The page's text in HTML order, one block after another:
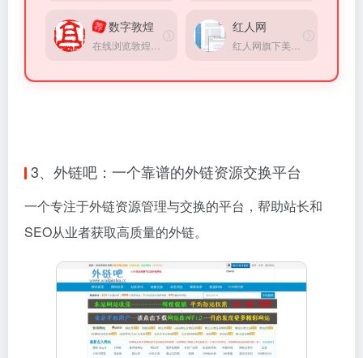
荐 数字敦煌 红人网
3、外链吧：一个靠谱的外链资源交换平台
一个专注于外链资源管理与交换的平台，帮助站长和
SEO从业者获取高质量的外链。